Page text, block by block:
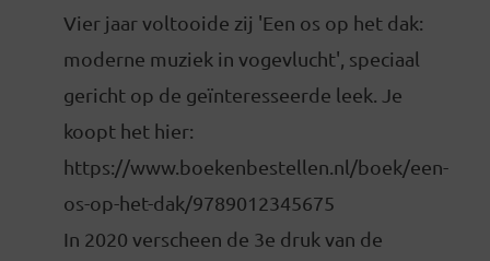
Vier jaar voltooide zij 'Een os op het dak:
moderne muziek in vogevlucht', speciaal
gericht op de geïnteresseerde leek. Je
koopt het hier:
https://www.boekenbestellen.nl/boek/een-
os-op-het-dak/9789012345675
In 2020 verscheen de 3e druk van de